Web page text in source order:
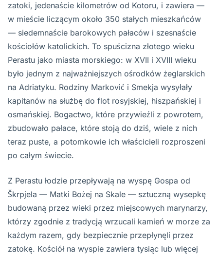
zatoki, jedenaście kilometrów od Kotoru, i zawiera —
w mieście liczącym około 350 stałych mieszkańców
— siedemnaście barokowych pałaców i szesnaście
kościołów katolickich. To spuścizna złotego wieku
Perastu jako miasta morskiego: w XVII i XVIII wieku
było jednym z najważniejszych ośrodków żeglarskich
na Adriatyku. Rodziny Marković i Smekja wysyłały
kapitanów na służbę do flot rosyjskiej, hiszpańskiej i
osmańskiej. Bogactwo, które przywieźli z powrotem,
zbudowało pałace, które stoją do dziś, wiele z nich
teraz puste, a potomkowie ich właścicieli rozproszeni
po całym świecie.
Z Perastu łodzie przepływają na wyspę Gospa od
Škrpjela — Matki Bożej na Skale — sztuczną wysepkę
budowaną przez wieki przez miejscowych marynarzy,
którzy zgodnie z tradycją wrzucali kamień w morze za
każdym razem, gdy bezpiecznie przepłynęli przez
zatokę. Kościół na wyspie zawiera tysiąc lub więcej